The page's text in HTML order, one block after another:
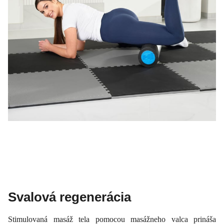
Svalová regenerácia
Stimulovaná masáž tela pomocou masážneho valca prináša